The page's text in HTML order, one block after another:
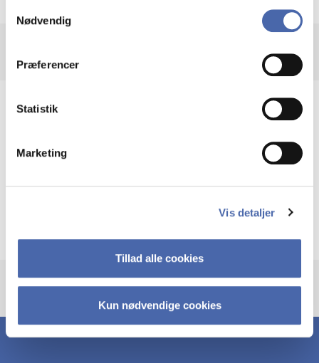
markedsføring. Du bestemmer selv - og kan altid trække
Nødvendig
Præferencer
Statistik
Marketing
Vis detaljer
Tillad alle cookies
Kun nødvendige cookies
Subjects
Economics Philosophy
Sociology Psychology Methodology